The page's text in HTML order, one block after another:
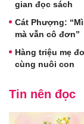
gian đọc sách
Cát Phượng:
mà vẫn cô đơn”
Hàng triệu mẹ
cùng nuôi con
Tin nên đọc